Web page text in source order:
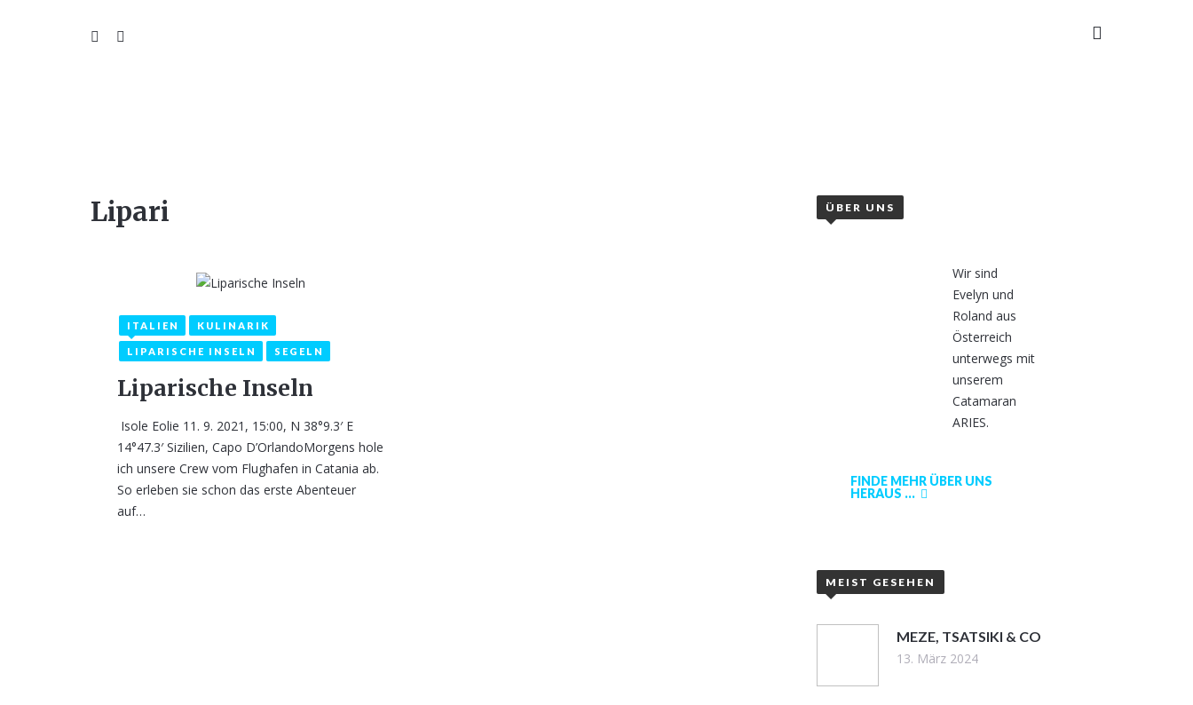
ÜBER UNS
Wir sind
Evelyn und
Roland aus
Österreich
unterwegs mit
unserem
Catamaran
ARIES.
FINDE MEHR ÜBER UNS
HERAUS ...
MEIST GESEHEN
MEZE, TSATSIKI & CO
13. März 2024
Lipari
17. September 2021
ITALIEN KULINARIK
LIPARISCHE INSELN SEGELN
Liparische Inseln
Isole Eolie 11. 9. 2021, 15:00, N 38°9.3′ E
14°47.3′ Sizilien, Capo D’OrlandoMorgens hole
ich unsere Crew vom Flughafen in Catania ab.
So erleben sie schon das erste Abenteuer
auf…